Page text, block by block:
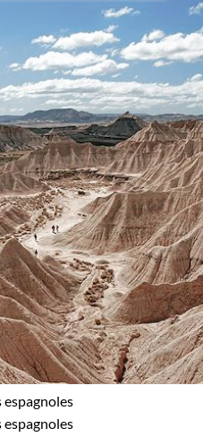
399 avis)
pour nos envies d’effort.
Parc National du Mont Perdu,
méritent leur réputation
et les haltes dans les
amplement méritées ! La
largement les vannes de
prend des tournures
pour les grands enfants.
sesmontagnes et ses lacs
et ses mille lacs . Enfin,
dans lesPyrénées
lechemin de Saint-Jacques-
vous aurez l’âme en paix.